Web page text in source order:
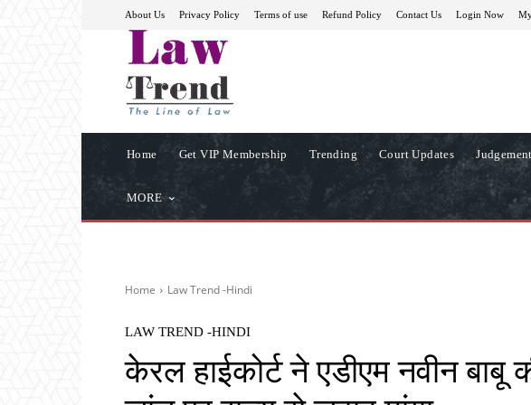
About Us Privacy Policy Terms of use Refund Policy Contact Us Login Now
Home Get VIP Membership Trending Court Updates
MORE
Home Law Trend -Hindi
LAW TREND -HINDI
केरल हाईकोर्ट ने एडीएम नवीन बाबू